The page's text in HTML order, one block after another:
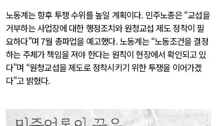
노동계는 향후 투쟁 수위를 높일 계획이다. 민주노총은 “교섭을
거부하는 사업장에 대한 행정조치와 원청교섭 제도 정착이 필
요하다”며 7월 총파업을 예고했다. 노동계는 “노동조건을 결정
하는 주체가 책임을 져야 한다는 원칙이 현장에서 확인되고 있
다”며 “원청교섭을 제도로 정착시키기 위한 투쟁을 이어가겠
다”고 밝혔다.